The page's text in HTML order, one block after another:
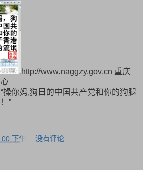
http://www.naggzy.gov.cn 重庆
操你妈,狗日的中国共产党和你的狗腿
”
下午 没有评论: